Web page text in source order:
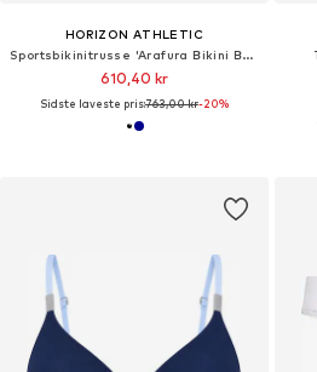
HORIZON ATHLETIC
Sportsbikinitrusse 'Arafura Bikini Bottom Luna'
610,40 kr
Sidste laveste pris:763,00 kr-20%